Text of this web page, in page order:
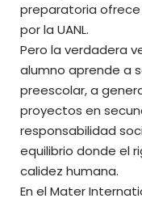
preparatoria ofrece
por la UANL.
Pero la verdadera
alumno aprende a
preescolar, a
proyectos en
responsabilidad
equilibrio donde el
calidez humana.
En el Mater